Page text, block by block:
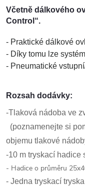
Včetně dálkového
Control“.
- Praktické dálkové
- Díky tomu lze
- Pneumatické
Rozsah dodávky:
-Tlaková nádoba ve
(poznamenejte si
objemu tlakové
-10 m tryskací hadice
- Hadice o průměru
- Jedna tryskací